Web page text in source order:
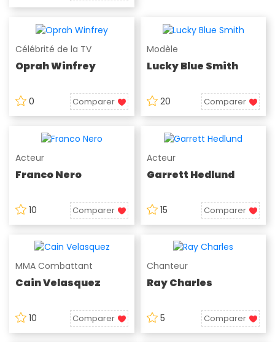
Célébrité de la TV
Oprah Winfrey
0 Comparer
Modèle
Lucky Blue Smith
20 Comparer
Acteur
Franco Nero
10 Comparer
Acteur
Garrett Hedlund
15 Comparer
MMA Combattant
Cain Velasquez
10 Comparer
Chanteur
Ray Charles
5 Comparer